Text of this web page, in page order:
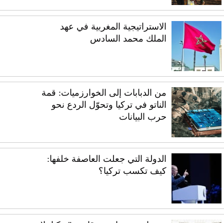
الاستراتيجية المغربية في عهد
الملك محمد السادس
من الدبابات إلى الخوارزميات: قمة
الناتو في تركيا وتحوّل الردع نحو
حرب البيانات
الدولة التي جعلت العاصفة خلفها:
كيف تكسب تركيا؟